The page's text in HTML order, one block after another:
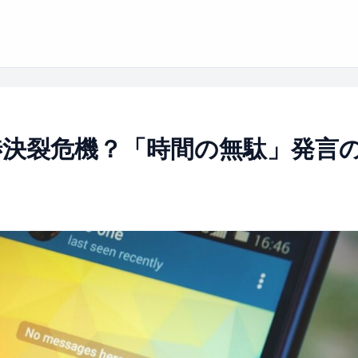
裂危機？「時間の無駄」発言